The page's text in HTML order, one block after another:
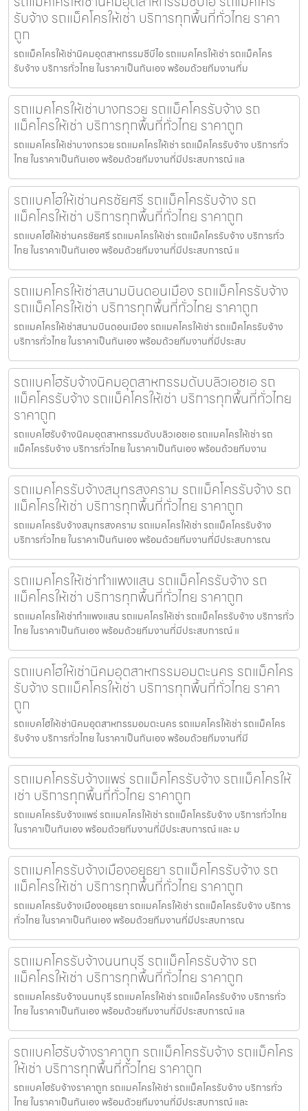
รับจ้าง รถแม็คโครให้เช่า บริการทุกพื้นที่ทั่วไทย ราคา
ถูก
รถแม็คโครให้เช่านิคมอุตสาหกรรมซีบีไอ รถแมคโครให้เช่า รถแม็คโคร
รับจ้าง บริการทั่วไทย ในราคาเป็นกันเอง พร้อมด้วยทีมงานที่ม
รถแมคโครให้เช่าบางกรวย รถแม็คโครรับจ้าง รถ
แม็คโครให้เช่า บริการทุกพื้นที่ทั่วไทย ราคาถูก
รถแมคโครให้เช่าบางกรวย รถแมคโครให้เช่า รถแม็คโครรับจ้าง บริการทั่ว
ไทย ในราคาเป็นกันเอง พร้อมด้วยทีมงานที่มีประสบการณ์ แล
รถแบคโฮให้เช่านครชัยศรี รถแม็คโครรับจ้าง รถ
แม็คโครให้เช่า บริการทุกพื้นที่ทั่วไทย ราคาถูก
รถแบคโฮให้เช่านครชัยศรี รถแมคโครให้เช่า รถแม็คโครรับจ้าง บริการทั่ว
ไทย ในราคาเป็นกันเอง พร้อมด้วยทีมงานที่มีประสบการณ์ แ
รถแมคโครให้เช่าสนามบินดอนเมือง รถแม็คโครรับจ้าง
รถแม็คโครให้เช่า บริการทุกพื้นที่ทั่วไทย ราคาถูก
รถแมคโครให้เช่าสนามบินดอนเมือง รถแมคโครให้เช่า รถแม็คโครรับจ้าง
บริการทั่วไทย ในราคาเป็นกันเอง พร้อมด้วยทีมงานที่มีประสบ
รถแบคโฮรับจ้างนิคมอุตสาหกรรมดับบลิวเอชเอ รถ
แม็คโครรับจ้าง รถแม็คโครให้เช่า บริการทุกพื้นที่ทั่วไทย
ราคาถูก
รถแบคโฮรับจ้างนิคมอุตสาหกรรมดับบลิวเอชเอ รถแมคโครให้เช่า รถ
แม็คโครรับจ้าง บริการทั่วไทย ในราคาเป็นกันเอง พร้อมด้วยทีมงาน
รถแมคโครรับจ้างสมุทรสงคราม รถแม็คโครรับจ้าง รถ
แม็คโครให้เช่า บริการทุกพื้นที่ทั่วไทย ราคาถูก
รถแมคโครรับจ้างสมุทรสงคราม รถแมคโครให้เช่า รถแม็คโครรับจ้าง
บริการทั่วไทย ในราคาเป็นกันเอง พร้อมด้วยทีมงานที่มีประสบการณ
รถแมคโครให้เช่ากำแพงแสน รถแม็คโครรับจ้าง รถ
แม็คโครให้เช่า บริการทุกพื้นที่ทั่วไทย ราคาถูก
รถแมคโครให้เช่ากำแพงแสน รถแมคโครให้เช่า รถแม็คโครรับจ้าง บริการทั่ว
ไทย ในราคาเป็นกันเอง พร้อมด้วยทีมงานที่มีประสบการณ์ แ
รถแบคโฮให้เช่านิคมอุตสาหกรรมอมตะนคร รถแม็คโคร
รับจ้าง รถแม็คโครให้เช่า บริการทุกพื้นที่ทั่วไทย ราคา
ถูก
รถแบคโฮให้เช่านิคมอุตสาหกรรมอมตะนคร รถแมคโครให้เช่า รถแม็คโคร
รับจ้าง บริการทั่วไทย ในราคาเป็นกันเอง พร้อมด้วยทีมงานที่มี
รถแมคโครรับจ้างแพร่ รถแม็คโครรับจ้าง รถแม็คโครให้
เช่า บริการทุกพื้นที่ทั่วไทย ราคาถูก
รถแมคโครรับจ้างแพร่ รถแมคโครให้เช่า รถแม็คโครรับจ้าง บริการทั่วไทย
ในราคาเป็นกันเอง พร้อมด้วยทีมงานที่มีประสบการณ์ และ ม
รถแมคโครรับจ้างเมืองอยุธยา รถแม็คโครรับจ้าง รถ
แม็คโครให้เช่า บริการทุกพื้นที่ทั่วไทย ราคาถูก
รถแมคโครรับจ้างเมืองอยุธยา รถแมคโครให้เช่า รถแม็คโครรับจ้าง บริการ
ทั่วไทย ในราคาเป็นกันเอง พร้อมด้วยทีมงานที่มีประสบการณ
รถแมคโครรับจ้างนนทบุรี รถแม็คโครรับจ้าง รถ
แม็คโครให้เช่า บริการทุกพื้นที่ทั่วไทย ราคาถูก
รถแมคโครรับจ้างนนทบุรี รถแมคโครให้เช่า รถแม็คโครรับจ้าง บริการทั่ว
ไทย ในราคาเป็นกันเอง พร้อมด้วยทีมงานที่มีประสบการณ์ แล
รถแบคโฮรับจ้างราคาถูก รถแม็คโครรับจ้าง รถแม็คโคร
ให้เช่า บริการทุกพื้นที่ทั่วไทย ราคาถูก
รถแบคโฮรับจ้างราคาถูก รถแมคโครให้เช่า รถแม็คโครรับจ้าง บริการทั่ว
ไทย ในราคาเป็นกันเอง พร้อมด้วยทีมงานที่มีประสบการณ์ และ